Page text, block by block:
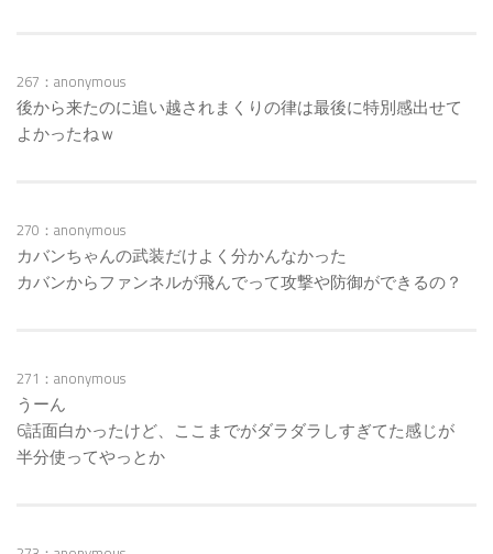
267：anonymous
後から来たのに追い越されまくりの律は最後に特別感出せて
よかったねｗ
270：anonymous
カバンちゃんの武装だけよく分かんなかった
カバンからファンネルが飛んでって攻撃や防御ができるの？
271：anonymous
うーん
6話面白かったけど、ここまでがダラダラしすぎてた感じが
半分使ってやっとか